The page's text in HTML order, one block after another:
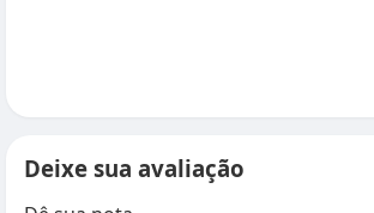
Deixe sua avaliação